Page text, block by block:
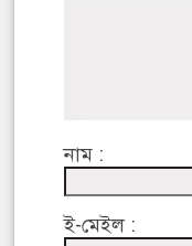
নাম :
ই-মেইল :